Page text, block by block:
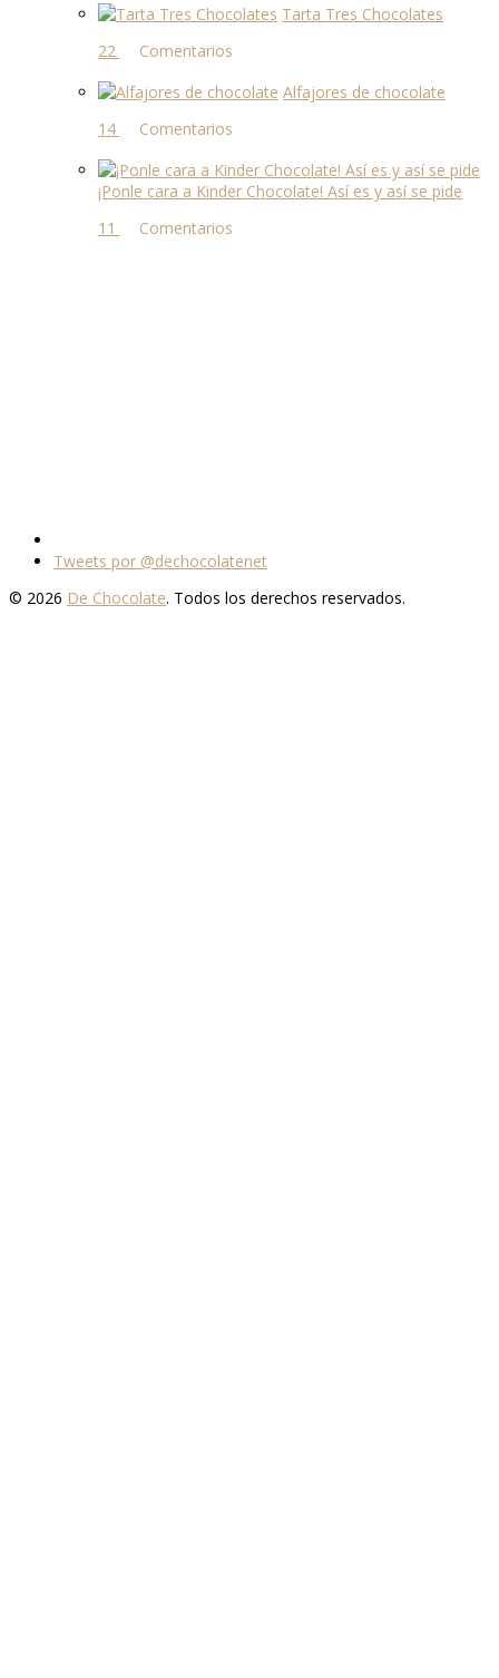
Tarta Tres Chocolates
22 comentarios
Alfajores de chocolate
14 comentarios
¡Ponle cara a Kinder Chocolate! Así es y así se pide
11 comentarios
Tweets por @dechocolatenet
© 2026 De Chocolate. Todos los derechos reservados.